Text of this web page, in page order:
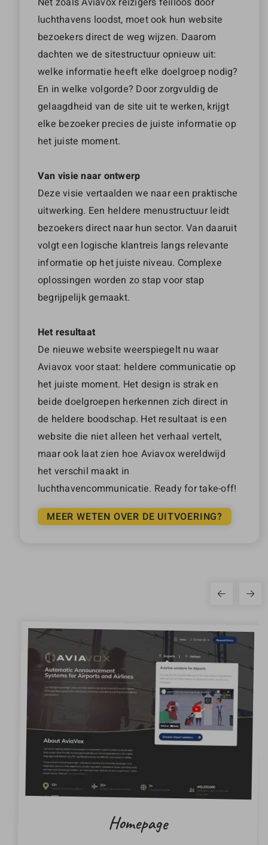
luchthavens loodst, moet ook hun website
bezoekers direct de weg wijzen. Daarom
dachten we de sitestructuur opnieuw uit:
welke informatie heeft elke doelgroep nodig?
En in welke volgorde? Door zorgvuldig de
gelaagdheid van de site uit te werken, krijgt
elke bezoeker precies de juiste informatie op
het juiste moment.
Van visie naar ontwerp
Deze visie vertaalden we naar een praktische
uitwerking. Een heldere menustructuur leidt
bezoekers direct naar hun sector. Van daaruit
volgt een logische klantreis langs relevante
informatie op het juiste niveau. Complexe
oplossingen worden zo stap voor stap
begrijpelijk gemaakt.
Het resultaat
De nieuwe website weerspiegelt nu waar
Aviavox voor staat: heldere communicatie op
het juiste moment. Het design is strak en
beide doelgroepen herkennen zich direct in
de heldere boodschap. Het resultaat is een
website die niet alleen het verhaal vertelt,
maar ook laat zien hoe Aviavox wereldwijd
het verschil maakt in
luchthavencommunicatie. Ready for take-off!
MEER WETEN OVER DE UITVOERING?
Homepage